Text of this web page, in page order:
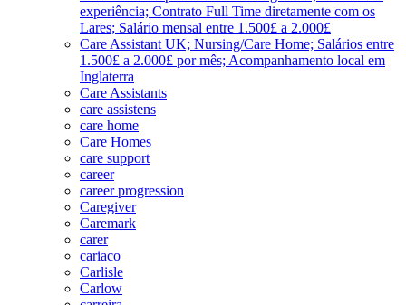
experiência; Contrato Full Time diretamente com os
Lares; Salário mensal entre 1.500£ a 2.000£
Care Assistant UK; Nursing/Care Home; Salários entre
1.500£ a 2.000£ por mês; Acompanhamento local em
Inglaterra
Care Assistants
care assistens
care home
Care Homes
care support
career
career progression
Caregiver
Caremark
carer
cariaco
Carlisle
Carlow